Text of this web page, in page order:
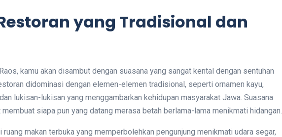
yang Tradisional dan
kamu akan disambut dengan suasana yang sangat kental dengan sentuhan
didominasi dengan elemen-elemen tradisional, seperti ornamen kayu,
lukisan-lukisan yang menggambarkan kehidupan masyarakat Jawa. Suasana
membuat siapa pun yang datang merasa betah berlama-lama menikmati hidangan.
makan terbuka yang memperbolehkan pengunjung menikmati udara segar,